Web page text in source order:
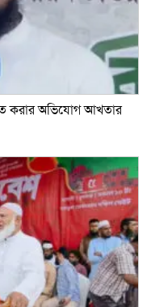
করার অভিযোগ আখতার